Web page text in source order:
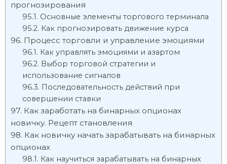
прогнозирования
Основные элементы торгового терминала
Как прогнозировать движение курса
Процесс торговли и управление эмоциями
Как управлять эмоциями и азартом
Выбор торговой стратегии и
использование сигналов
Последовательность действий при
совершении ставки
Как заработать на бинарных опционах
новичку. Рецепт становления
Как новичку начать зарабатывать на бинарных
опционах
Как научиться зарабатывать на бинарных